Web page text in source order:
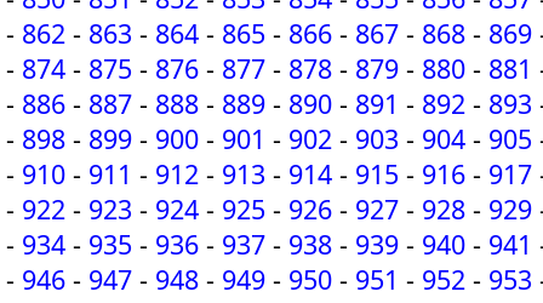
- 862 - 863 - 864 - 865 - 866 - 867 - 868 - 869
- 874 - 875 - 876 - 877 - 878 - 879 - 880 - 881
- 886 - 887 - 888 - 889 - 890 - 891 - 892 - 893
- 898 - 899 - 900 - 901 - 902 - 903 - 904 - 905
- 910 - 911 - 912 - 913 - 914 - 915 - 916 - 917
- 922 - 923 - 924 - 925 - 926 - 927 - 928 - 929
- 934 - 935 - 936 - 937 - 938 - 939 - 940 - 941
- 946 - 947 - 948 - 949 - 950 - 951 - 952 - 953